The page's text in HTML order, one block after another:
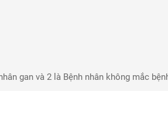
gan và 2 là Bệnh nhân không mắc